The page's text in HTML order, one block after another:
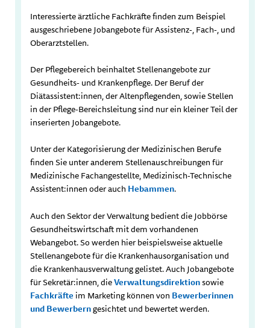
Interessierte ärztliche Fachkräfte finden zum Beispiel
ausgeschriebene Jobangebote für Assistenz-, Fach-, und
Oberarztstellen.
Der Pflegebereich beinhaltet Stellenangebote zur
Gesundheits- und Krankenpflege. Der Beruf der
Diätassistent:innen, der Altenpflegenden, sowie Stellen
in der Pflege-Bereichsleitung sind nur ein kleiner Teil der
inserierten Jobangebote.
Unter der Kategorisierung der Medizinischen Berufe
finden Sie unter anderem Stellenauschreibungen für
Medizinische Fachangestellte, Medizinisch-Technische
Assistent:innen oder auch Hebammen.
Auch den Sektor der Verwaltung bedient die Jobbörse
Gesundheitswirtschaft mit dem vorhandenen
Webangebot. So werden hier beispielsweise aktuelle
Stellenangebote für die Krankenhausorganisation und
die Krankenhausverwaltung gelistet. Auch Jobangebote
für Sekretär:innen, dieVerwaltungsdirektionsowie
Fachkräfte im Marketing können von Bewerberinnen
und Bewerberngesichtet und bewertet werden.